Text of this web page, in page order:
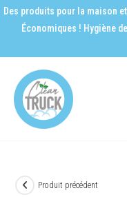
Des produits pour la maison
Économiques ! Hygiène
Produit précédent